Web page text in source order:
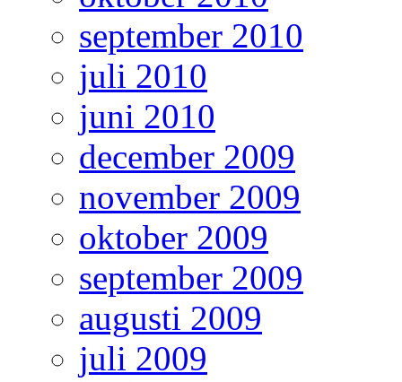
september 2010
juli 2010
juni 2010
december 2009
november 2009
oktober 2009
september 2009
augusti 2009
juli 2009